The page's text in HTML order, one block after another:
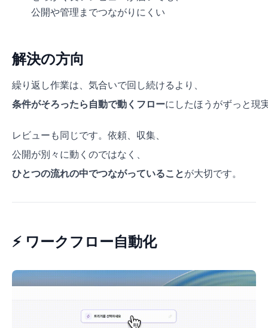
公開や管理までつながりにくい
解決の方向
繰り返し作業は、気合いで回し続けるより、
条件がそろったら自動で動くフローにしたほうがずっと現
レビューも同じです。依頼、収集、
公開が別々に動くのではなく、
ひとつの流れの中でつながっていることが大切です。
⚡ ワークフロー自動化